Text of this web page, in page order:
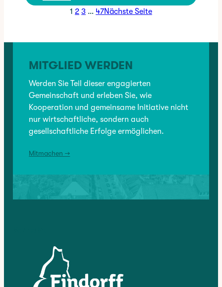
Seite:
1
Seite:
2
Seite:
3 …
Seite:
47Nächste Seite
MITGLIED WERDEN
Werden Sie Teil dieser engagierten
Gemeinschaft und erleben Sie, wie
Kooperation und gemeinsame Initiative nicht
nur wirtschaftliche, sondern auch
gesellschaftliche Erfolge ermöglichen.
Mitmachen →